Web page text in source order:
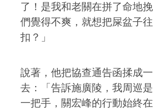
了！是我和老關在拼了命地
們覺得不爽，就想把屎盆子
扣？」
說著，他把協查通告函揉成
去：「告訴施廣陵，我周巡
一把手，關宏峰的行動始終